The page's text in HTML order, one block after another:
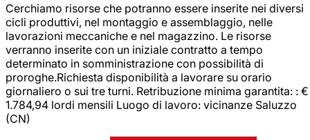
Cerchiamo risorse che potranno essere inserite nei diversi
cicli produttivi, nel montaggio e assemblaggio, nelle
lavorazioni meccaniche e nel magazzino. Le risorse
verranno inserite con un iniziale contratto a tempo
determinato in somministrazione con possibilità di
proroghe.Richiesta disponibilità a lavorare su orario
giornaliero o sui tre turni. Retribuzione minima garantita: : €
1.784,94 lordi mensili Luogo di lavoro: vicinanze Saluzzo
(CN)